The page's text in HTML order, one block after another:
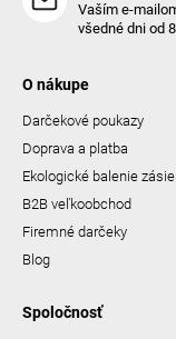
Vaším e-
všedné dni od
O nákupe
Darčekové poukazy
Doprava a platba
Ekologické balenie
B2B veľkoobchod
Firemné darčeky
Blog
Spoločnosť